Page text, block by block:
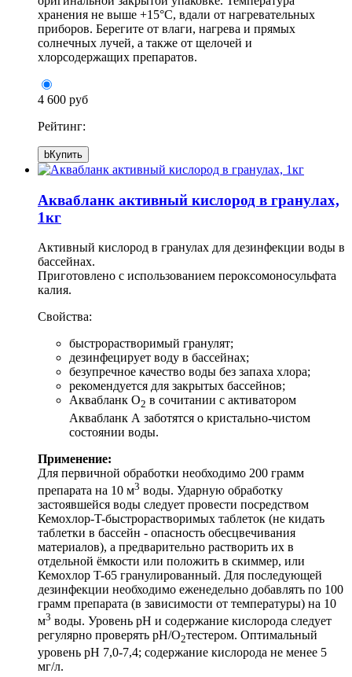
хранения не выше +15°С, вдали от нагревательных
приборов. Берегите от влаги, нагрева и прямых
солнечных лучей, а также от щелочей и
хлорсодержащих препаратов.
4 600 руб
Рейтинг:
bКупить
Аквабланк активный кислород в гранулах,
1кг
Активный кислород в гранулах для дезинфекции воды в
бассейнах.
Приготовлено с использованием пероксомоносульфата
калия.
Свойства:
быстрорастворимый гранулят;
дезинфецирует воду в бассейнах;
безупречное качество воды без запаха хлора;
рекомендуется для закрытых бассейнов;
Аквабланк О2 в сочитании с активатором
Аквабланк А заботятся о кристально-чистом
состоянии воды.
Применение:
Для первичной обработки необходимо 200 грамм
препарата на 10 м3 воды. Ударную обработку
застоявшейся воды следует провести посредством
Кемохлор-T-быстрорастворимых таблеток (не кидать
таблетки в бассейн - опасность обесцвечивания
материалов), а предварительно растворить их в
отдельной ёмкости или положить в скиммер, или
Кемохлор T-65 гранулированный. Для последующей
дезинфекции необходимо еженедельно добавлять по 100
грамм препарата (в зависимости от температуры) на 10
м3 воды. Уровень рН и содержание кислорода следует
регулярно проверять pH/O2тестером. Оптимальный
уровень pH 7,0-7,4; содержание кислорода не менее 5
мг/л.